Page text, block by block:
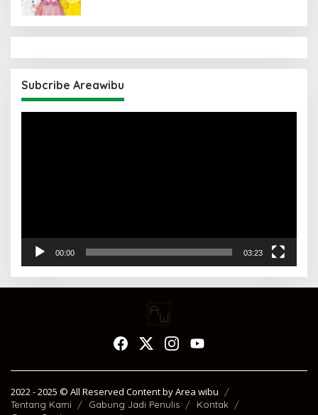
Subcribe Areawibu
00:00 03:23
2022 - 2025 ©️ All Reserved Content by Area wibu
Tentang Kami Gabung Jadi Penulis
Kontak